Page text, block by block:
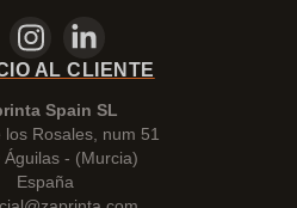
AL CLIENTE
Spain SL
los Rosales, num 51
Águilas - (Murcia)
España